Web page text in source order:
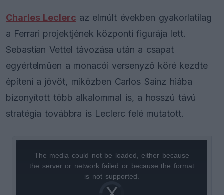
Charles Leclerc az elmúlt években gyakorlatilag
a Ferrari projektjének központi figurája lett.
Sebastian Vettel távozása után a csapat
egyértelműen a monacói versenyző köré kezdte
építeni a jövőt, miközben Carlos Sainz hiába
bizonyított több alkalommal is, a hosszú távú
stratégia továbbra is Leclerc felé mutatott.
Video
Player
The media could not be loaded, either because
the server or network failed or because the format
is not supported.